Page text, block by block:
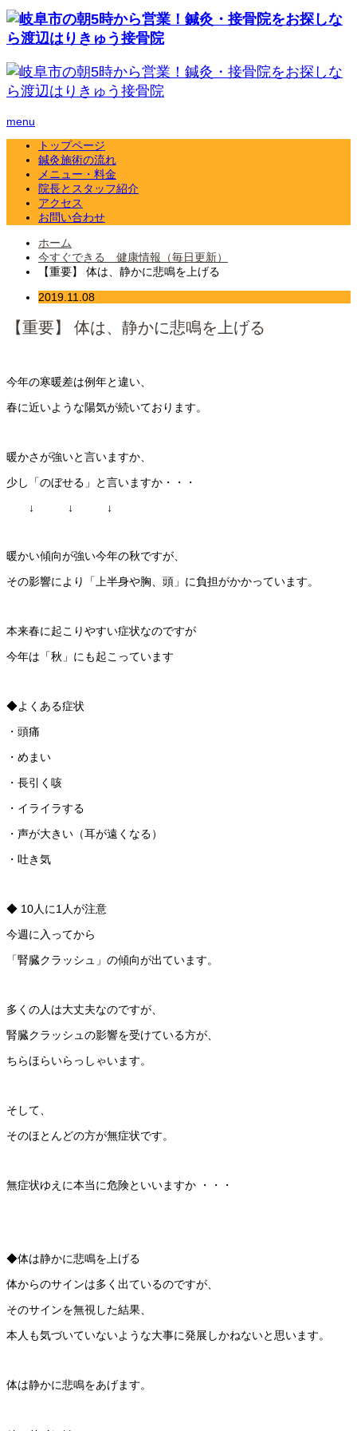
menu
トップページ
鍼灸施術の流れ
メニュー・料金
院長とスタッフ紹介
アクセス
お問い合わせ
ホーム
今すぐできる 健康情報（毎日更新）
【重要】 体は、静かに悲鳴を上げる
2019.11.08
【重要】 体は、静かに悲鳴を上げる
今年の寒暖差は例年と違い、
春に近いような陽気が続いております。
暖かさが強いと言いますか、
少し「のぼせる」と言いますか・・・
↓ ↓ ↓
暖かい傾向が強い今年の秋ですが、
その影響により「上半身や胸、頭」に負担がかかっています。
本来春に起こりやすい症状なのですが
今年は「秋」にも起こっています
◆よくある症状
・頭痛
・めまい
・長引く咳
・イライラする
・声が大きい（耳が遠くなる）
・吐き気
◆ 10人に1人が注意
今週に入ってから
「腎臓クラッシュ」の傾向が出ています。
多くの人は大丈夫なのですが、
腎臓クラッシュの影響を受けている方が、
ちらほらいらっしゃいます。
そして、
そのほとんどの方が無症状です。
無症状ゆえに本当に危険といいますか ・・・
◆体は静かに悲鳴を上げる
体からのサインは多く出ているのですが、
そのサインを無視した結果、
本人も気づいていないような大事に発展しかねないと思います。
体は静かに悲鳴をあげます。